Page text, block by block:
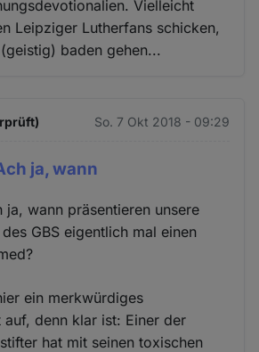
Vielleicht
Leipziger Lutherfans schicken,
baden gehen...
So. 7 Okt 2018 - 09:29
ja, wann
ja, wann präsentieren unsere
GBS eigentlich mal einen
ein merkwürdiges
denn klar ist: Einer der
hat mit seinen toxischen